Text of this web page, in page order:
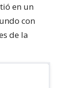
en un
con
de la